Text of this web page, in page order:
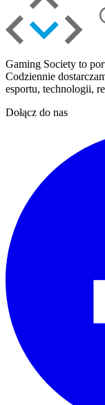
Gaming Society to
Codziennie
esportu, technologii,
Dołącz do nas